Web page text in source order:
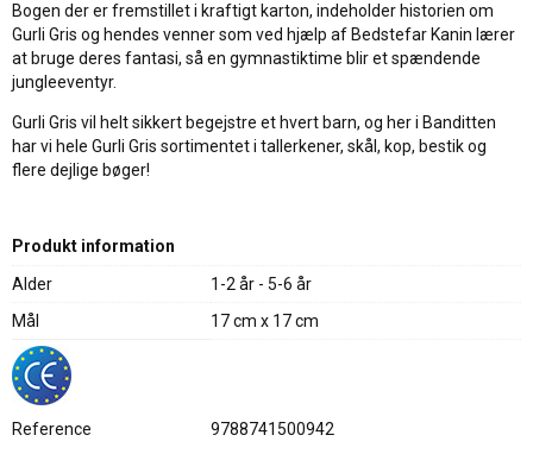
Bogen der er fremstillet i kraftigt karton, indeholder historien om
Gurli Gris og hendes venner som ved hjælp af Bedstefar Kanin lærer
at bruge deres fantasi, så en gymnastiktime blir et spændende
jungleeventyr.
Gurli Gris vil helt sikkert begejstre et hvert barn, og her i Banditten
har vi hele Gurli Gris sortimentet i tallerkener, skål, kop, bestik og
flere dejlige bøger!
Produkt information
Alder
1-2 år - 5-6 år
Mål
17 cm x 17 cm
Reference
9788741500942